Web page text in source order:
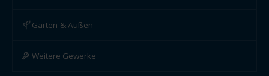
Garten & Außen
Weitere Gewerke